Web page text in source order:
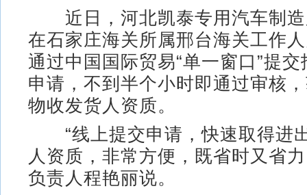
近日，河北凯泰专用汽车制造
在石家庄海关所属邢台海关工作
通过中国国际贸易“单一窗口”提
申请，不到半个小时即通过审核
物收发货人资质。
“线上提交申请，快速取得进
人资质，非常方便，既省时又省
负责人程艳丽说。